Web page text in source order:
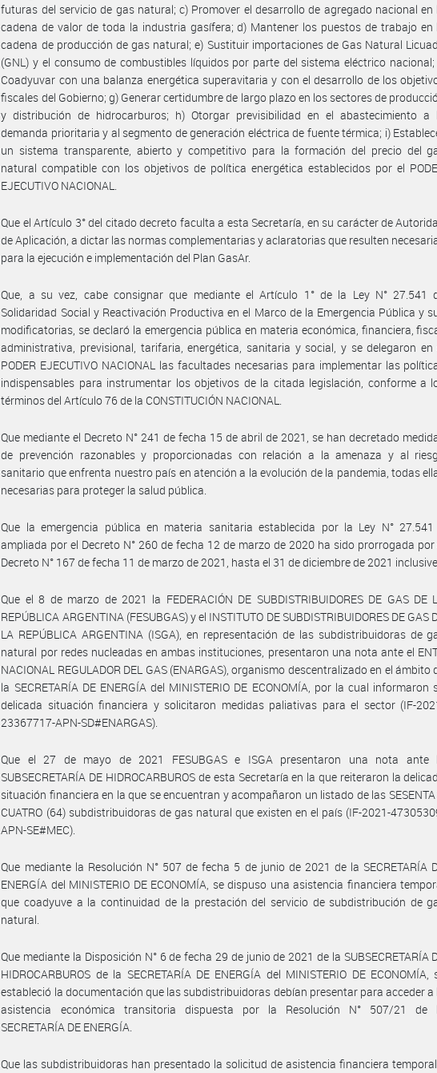
futuras del servicio de gas natural; c) Promover el desarrollo de agregado nacional en
cadena de valor de toda la industria gasífera; d) Mantener los puestos de trabajo en
cadena de producción de gas natural; e) Sustituir importaciones de Gas Natural
(GNL) y el consumo de combustibles líquidos por parte del sistema eléctrico
Coadyuvar con una balanza energética superavitaria y con el desarrollo de los
fiscales del Gobierno; g) Generar certidumbre de largo plazo en los sectores de
y distribución de hidrocarburos; h) Otorgar previsibilidad en el abastecimiento a
demanda prioritaria y al segmento de generación eléctrica de fuente térmica; i)
un sistema transparente, abierto y competitivo para la formación del precio del
natural compatible con los objetivos de política energética establecidos por el
EJECUTIVO NACIONAL.
Que el Artículo 3° del citado decreto faculta a esta Secretaría, en su carácter de
de Aplicación, a dictar las normas complementarias y aclaratorias que resulten
para la ejecución e implementación del Plan GasAr.
Que, a su vez, cabe consignar que mediante el Artículo 1° de la Ley N° 27.541
Solidaridad Social y Reactivación Productiva en el Marco de la Emergencia Pública y
modificatorias, se declaró la emergencia pública en materia económica, financiera,
administrativa, previsional, tarifaria, energética, sanitaria y social, y se delegaron en
PODER EJECUTIVO NACIONAL las facultades necesarias para implementar las
indispensables para instrumentar los objetivos de la citada legislación, conforme a
términos del Artículo 76 de la CONSTITUCIÓN NACIONAL.
Que mediante el Decreto N° 241 de fecha 15 de abril de 2021, se han decretado
de prevención razonables y proporcionadas con relación a la amenaza y al
sanitario que enfrenta nuestro país en atención a la evolución de la pandemia, todas
necesarias para proteger la salud pública.
Que la emergencia pública en materia sanitaria establecida por la Ley N°
ampliada por el Decreto N° 260 de fecha 12 de marzo de 2020 ha sido prorrogada por
Decreto N° 167 de fecha 11 de marzo de 2021, hasta el 31 de diciembre de 2021
Que el 8 de marzo de 2021 la FEDERACIÓN DE SUBDISTRIBUIDORES DE GAS DE
REPÚBLICA ARGENTINA (FESUBGAS) y el INSTITUTO DE SUBDISTRIBUIDORES DE GAS
LA REPÚBLICA ARGENTINA (ISGA), en representación de las subdistribuidoras de
natural por redes nucleadas en ambas instituciones, presentaron una nota ante el
NACIONAL REGULADOR DEL GAS (ENARGAS), organismo descentralizado en el ámbito
la SECRETARÍA DE ENERGÍA del MINISTERIO DE ECONOMÍA, por la cual informaron
delicada situación financiera y solicitaron medidas paliativas para el sector (IF-
23367717-APN-SD#ENARGAS).
Que el 27 de mayo de 2021 FESUBGAS e ISGA presentaron una nota ante
SUBSECRETARÍA DE HIDROCARBUROS de esta Secretaría en la que reiteraron la
situación financiera en la que se encuentran y acompañaron un listado de las SESENTA
CUATRO (64) subdistribuidoras de gas natural que existen en el país (IF-2021-
APN-SE#MEC).
Que mediante la Resolución N° 507 de fecha 5 de junio de 2021 de la SECRETARÍA
ENERGÍA del MINISTERIO DE ECONOMÍA, se dispuso una asistencia financiera
que coadyuve a la continuidad de la prestación del servicio de subdistribución de
natural.
Que mediante la Disposición N° 6 de fecha 29 de junio de 2021 de la SUBSECRETARÍA
HIDROCARBUROS de la SECRETARÍA DE ENERGÍA del MINISTERIO DE ECONOMÍA,
estableció la documentación que las subdistribuidoras debían presentar para acceder a
asistencia económica transitoria dispuesta por la Resolución N° 507/21 de
SECRETARÍA DE ENERGÍA.
Que las subdistribuidoras han presentado la solicitud de asistencia financiera